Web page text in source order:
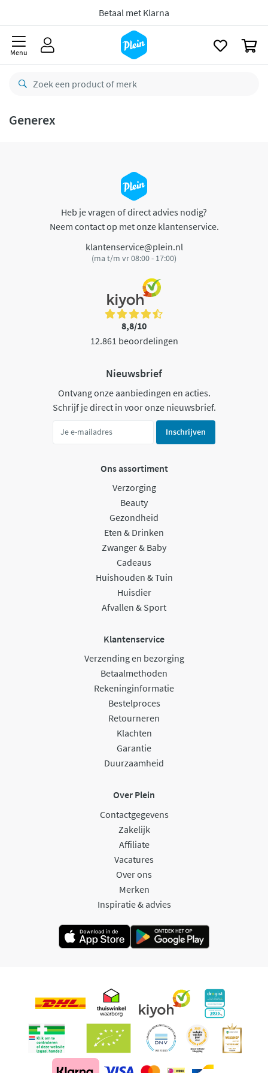
Betaal met Klarna
Menu
Generex
Heb je vragen of direct advies nodig?
Neem contact op met onze klantenservice.
klantenservice@plein.nl
(ma t/m vr 08:00 - 17:00)
8,8/10
12.861 beoordelingen
Nieuwsbrief
Ontvang onze aanbiedingen en acties.
Schrijf je direct in voor onze nieuwsbrief.
Inschrijven
Ons assortiment
Verzorging
Beauty
Gezondheid
Eten & Drinken
Zwanger & Baby
Cadeaus
Huishouden & Tuin
Huisdier
Afvallen & Sport
Klantenservice
Verzending en bezorging
Betaalmethoden
Rekeninginformatie
Bestelproces
Retourneren
Klachten
Garantie
Duurzaamheid
Over Plein
Contactgegevens
Zakelijk
Affiliate
Vacatures
Over ons
Merken
Inspiratie & advies